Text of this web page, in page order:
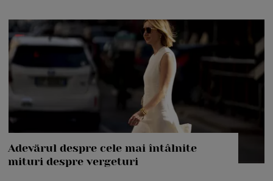
Adevărul despre cele mai întâlnite
mituri despre vergeturi